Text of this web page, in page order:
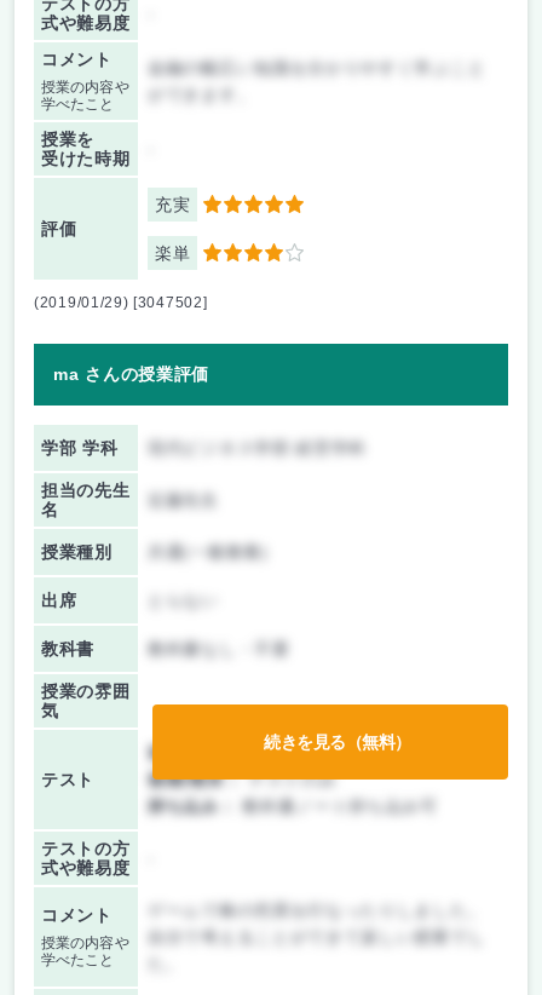
式や難易度
コメント
授業の内容や
学べたこと
金融の幅広い知識を分かりやすく学ぶこと
授業を
受けた時期
評価
充実 5
楽単 4
(2019/01/29) [3047502]
ma さんの授業評価
学部 学科
担当の先生
名
近藤先生
授業種別 共通(一般教養)
出席
教科書 教科書なし・不要
授業の雰囲
気
テスト
前期/中間：
授業無し
後期/期末：テストのみ
持ち込み：
教科書ノート持ち込み可
テストの方
式や難易度
コメント
授業の内容や
学べたこと
ゲームで株の売買を行なったりしました。
続きを見る（無料）